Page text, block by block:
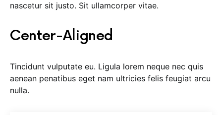
nascetur sit justo. Sit ullamcorper vitae.
Center-Aligned
Tincidunt vulputate eu. Ligula lorem neque nec quis
aenean penatibus eget nam ultricies felis feugiat arcu
nulla.